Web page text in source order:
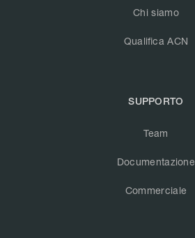
Chi siamo
Qualifica ACN
SUPPORTO
Team
Documentazione
Commerciale